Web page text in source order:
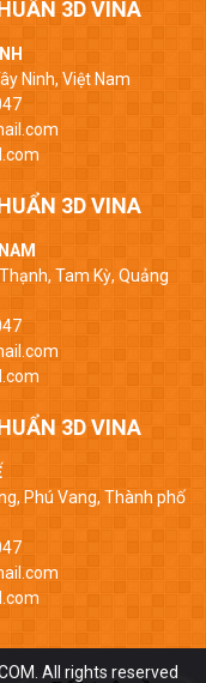
3D VINA
Ninh, Việt Nam
3D VINA
Tam Kỳ, Quảng
3D VINA
Phú Vang, Thành phố
All rights reserved